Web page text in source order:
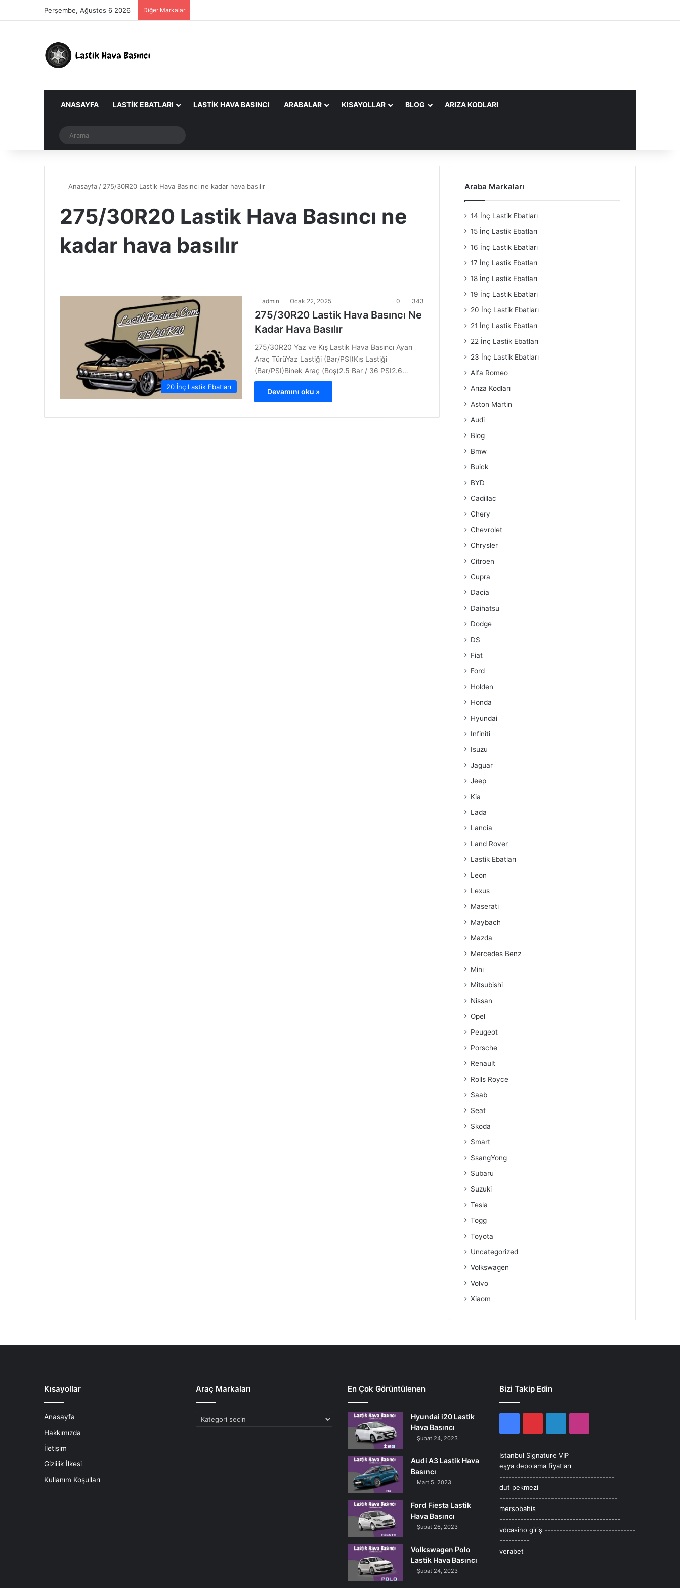
Perşembe, Ağustos 6 2026 Diğer Markalar
ANASAYFA LASTIK EBATLARI LASTIK HAVA BASINCI ARABALAR KISAYOLLAR BLOG ARIZA KODLARI
Dış görünümü değiştir
Anasayfa / 275/30R20 Lastik Hava Basıncı ne kadar hava basılır
275/30R20 Lastik Hava Basıncı ne
kadar hava basılır
20 İnç Lastik Ebatları
admin Ocak 22, 2025 0 343
275/30R20 Lastik Hava Basıncı Ne
Kadar Hava Basılır
275/30R20 Yaz ve Kış Lastik Hava Basıncı Ayarı
Araç TürüYaz Lastiği (Bar/PSI)Kış Lastiği
(Bar/PSI)Binek Araç (Boş)2.5 Bar / 36 PSI2.6…
Devamını oku »
Araba Markaları
14 İnç Lastik Ebatları
15 İnç Lastik Ebatları
16 İnç Lastik Ebatları
17 İnç Lastik Ebatları
18 İnç Lastik Ebatları
19 İnç Lastik Ebatları
20 İnç Lastik Ebatları
21 İnç Lastik Ebatları
22 İnç Lastik Ebatları
23 İnç Lastik Ebatları
Alfa Romeo
Arıza Kodları
Aston Martin
Audi
Blog
Bmw
Buick
BYD
Cadillac
Chery
Chevrolet
Chrysler
Citroen
Cupra
Dacia
Daihatsu
Dodge
DS
Fiat
Ford
Holden
Honda
Hyundai
Infiniti
Isuzu
Jaguar
Jeep
Kia
Lada
Lancia
Land Rover
Lastik Ebatları
Leon
Lexus
Maserati
Maybach
Mazda
Mercedes Benz
Mini
Mitsubishi
Nissan
Opel
Peugeot
Porsche
Renault
Rolls Royce
Saab
Seat
Skoda
Smart
SsangYong
Subaru
Suzuki
Tesla
Togg
Toyota
Uncategorized
Volkswagen
Volvo
Xiaom
Kısayollar
Anasayfa
Hakkımızda
İletişim
Gizlilik İlkesi
Kullanım Koşulları
Araç Markaları
Araç
En Çok Görüntülenen
Hyundai i20 Lastik
Hava Basıncı
Şubat 24, 2023
Audi A3 Lastik Hava
Basıncı
Mart 5, 2023
Ford Fiesta Lastik
Hava Basıncı
Şubat 26, 2023
Volkswagen Polo
Lastik Hava Basıncı
Şubat 24, 2023
Bizi Takip Edin
Istanbul Signature VIP
eşya depolama fiyatları
--------------------------------------
dut pekmezi
---------------------------------------
mersobahis
----------------------------------------
vdcasino giriş ------------------------------
----------
verabet